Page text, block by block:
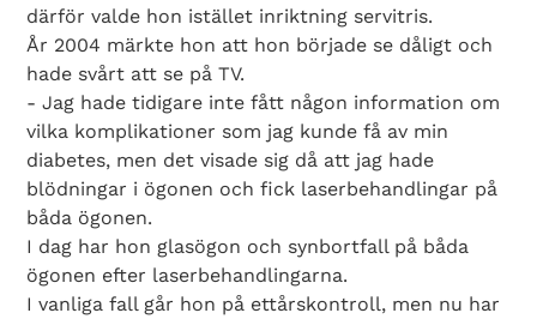
därför valde hon istället inriktning servitris.
År 2004 märkte hon att hon började se dåligt och
hade svårt att se på TV.
- Jag hade tidigare inte fått någon information om
vilka komplikationer som jag kunde få av min
diabetes, men det visade sig då att jag hade
blödningar i ögonen och fick laserbehandlingar på
båda ögonen.
I dag har hon glasögon och synbortfall på båda
ögonen efter laserbehandlingarna.
I vanliga fall går hon på ettårskontroll, men nu har